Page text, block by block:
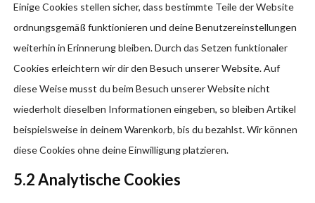
Einige Cookies stellen sicher, dass bestimmte Teile der Website
ordnungsgemäß funktionieren und deine Benutzereinstellungen
weiterhin in Erinnerung bleiben. Durch das Setzen funktionaler
Cookies erleichtern wir dir den Besuch unserer Website. Auf
diese Weise musst du beim Besuch unserer Website nicht
wiederholt dieselben Informationen eingeben, so bleiben Artikel
beispielsweise in deinem Warenkorb, bis du bezahlst. Wir können
diese Cookies ohne deine Einwilligung platzieren.
5.2 Analytische Cookies